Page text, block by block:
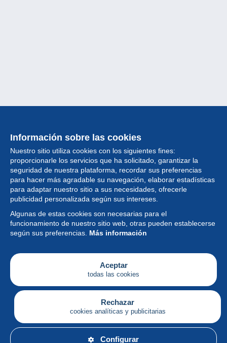
Información sobre las cookies
Nuestro sitio utiliza cookies con los siguientes fines:
proporcionarle los servicios que ha solicitado, garantizar la
seguridad de nuestra plataforma, recordar sus preferencias
para hacer más agradable su navegación, elaborar estadísticas
para adaptar nuestro sitio a sus necesidades, ofrecerle
publicidad personalizada según sus intereses.
Algunas de estas cookies son necesarias para el
funcionamiento de nuestro sitio web, otras pueden establecerse
según sus preferencias. Más información
Aceptar
todas las cookies
Rechazar
cookies analíticas y publicitarias
Configurar
Colección
Noticias
Funcionalidad
Empresa
Servicios
Escribir
Español